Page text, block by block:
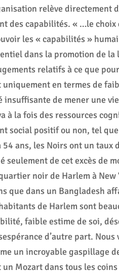
relève directement
des capabilités. « …le
les « capabilités »
dans la promotion de
relatifs à ce que
en termes de
de mener une
à la fois des ressources
social positif ou non, tel
54 ans, les Noirs ont un
seulement de cet excès de
noir de Harlem à New
que dans un Bangladesh
de Harlem sont
faible estime de soi,
d’autre part.
un incroyable gaspillage
Mozart dans tous les